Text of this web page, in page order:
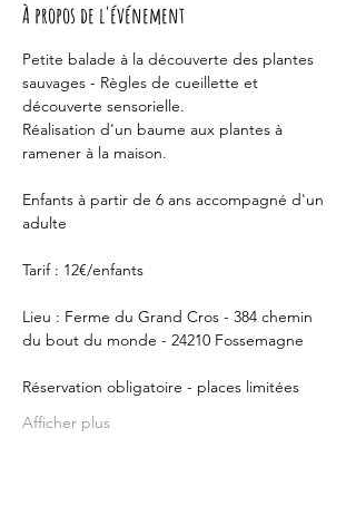
À propos de l'événement
Petite balade à la découverte des plantes
sauvages - Règles de cueillette et
découverte sensorielle.
Réalisation d'un baume aux plantes à
ramener à la maison.
Enfants à partir de 6 ans accompagné d'un
adulte
Tarif : 12€/enfants
Lieu : Ferme du Grand Cros - 384 chemin
du bout du monde - 24210 Fossemagne
Réservation obligatoire - places limitées
Afficher plus